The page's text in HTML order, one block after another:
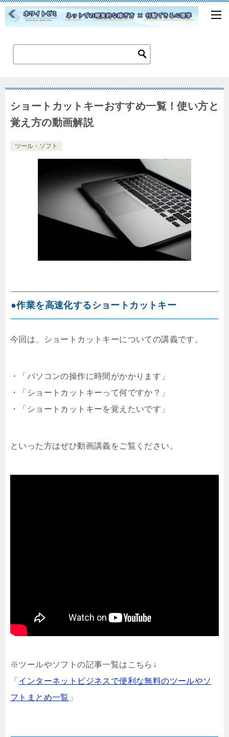
ショートカットキーおすすめ一覧！使い方と
覚え方の動画解説
ツール・ソフト
●作業を高速化するショートカットキー
今回は、ショートカットキーについての講義です。
・「パソコンの操作に時間がかかります」
・「ショートカットキーって何ですか？」
・「ショートカットキーを覚えたいです」
といった方はぜひ動画講義をご覧ください。
※ツールやソフトの記事一覧はこちら↓
「 インターネットビジネスで便利な無料のツールやソ
フトまとめ一覧 」